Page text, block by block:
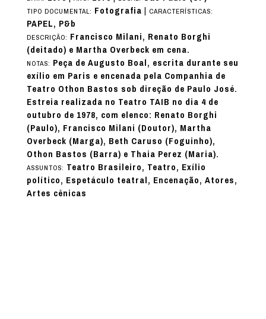
TIPO DOCUMENTAL: Fotografia| CARACTERÍSTICAS:
PAPEL, P&b
DESCRIÇÃO: Francisco Milani, Renato Borghi
(deitado) e Martha Overbeck em cena.
NOTAS: Peça de Augusto Boal, escrita durante seu
exílio em Paris e encenada pela Companhia de
Teatro Othon Bastos sob direção de Paulo José.
Estreia realizada no Teatro TAIB no dia 4 de
outubro de 1978, com elenco: Renato Borghi
(Paulo), Francisco Milani (Doutor), Martha
Overbeck (Marga), Beth Caruso (Foguinho),
Othon Bastos (Barra) e Thaia Perez (Maria).
ASSUNTOS: Teatro Brasileiro, Teatro, Exílio
político, Espetáculo teatral, Encenação, Atores,
Artes cênicas